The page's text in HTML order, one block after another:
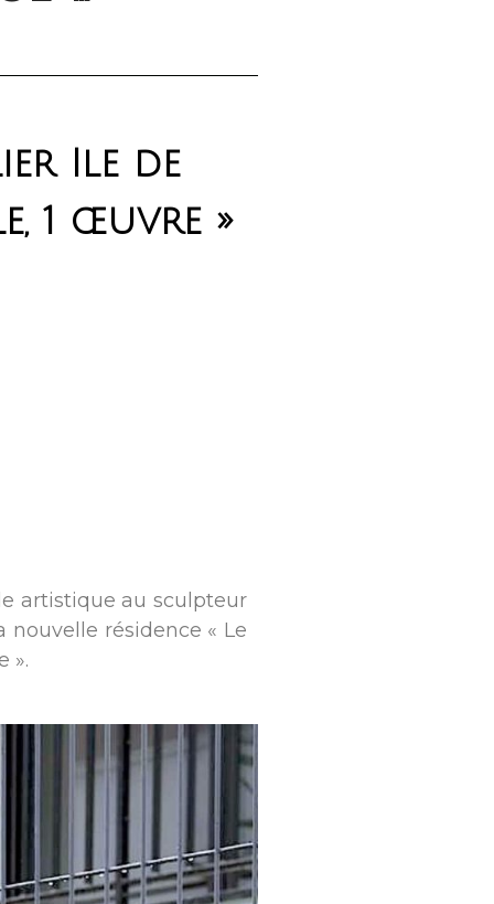
Ile de
1 œuvre »
artistique au sculpteur
résidence « Le
».